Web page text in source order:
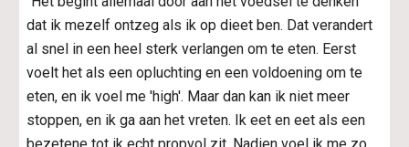
dat ik mezelf ontzeg als ik op dieet ben. Dat verandert
al snel in een heel sterk verlangen om te eten. Eerst
voelt het als een opluchting en een voldoening om te
eten, en ik voel me 'high'. Maar dan kan ik niet meer
stoppen, en ik ga aan het vreten. Ik eet en eet als een